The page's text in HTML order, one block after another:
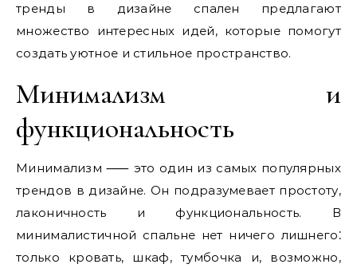
тренды в дизайне спален предлагают
множество интересных идей, которые помогут
создать уютное и стильное пространство.
Минимализм и
функциональность
Минимализм ⸺ это один из самых популярных
трендов в дизайне. Он подразумевает простоту,
лаконичность и функциональность. В
минималистичной спальне нет ничего лишнего⁚
только кровать, шкаф, тумбочка и, возможно,